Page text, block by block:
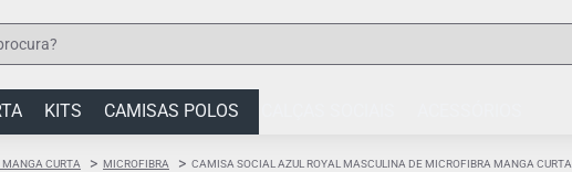
KITS CAMISAS POLOS
CURTA MICROFIBRA CAMISA SOCIAL AZUL ROYAL MASCULINA DE MICROFIBRA MANGA CURTA